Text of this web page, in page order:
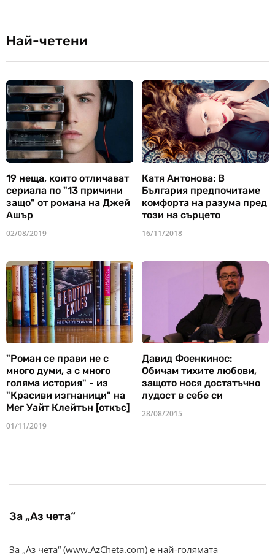
Най-четени
19 неща, които отличават
сериала по "13 причини
защо" от романа на Джей
Ашър
02/08/2019
Катя Антонова: В
България предпочитаме
комфорта на разума пред
този на сърцето
16/11/2018
"Роман се прави не с
много думи, а с много
голяма история" - из
"Красиви изгнаници" на
Мег Уайт Клейтън [откъс]
01/11/2019
Давид Фоенкинос:
Обичам тихите любови,
защото нося достатъчно
лудост в себе си
28/08/2015
За „Аз чета“
За „Аз чета“ (www.AzCheta.com) е най-голямата